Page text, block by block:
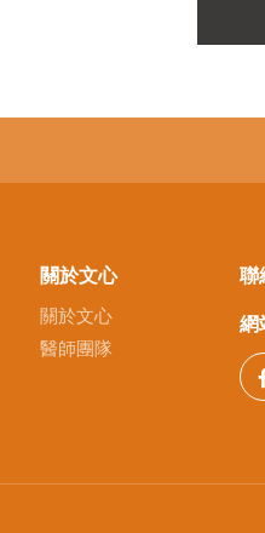
關於文心
關於文心
醫師團隊
聯
網